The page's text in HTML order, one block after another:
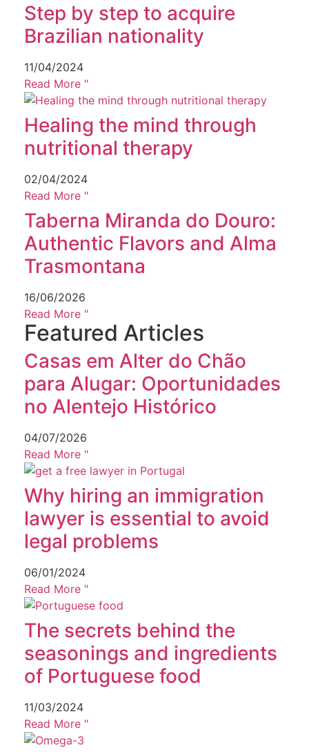
Step by step to acquire
Brazilian nationality
11/04/2024
Read More "
Healing the mind through
nutritional therapy
02/04/2024
Read More "
Taberna Miranda do Douro:
Authentic Flavors and Alma
Trasmontana
16/06/2026
Read More "
Featured Articles
Casas em Alter do Chão
para Alugar: Oportunidades
no Alentejo Histórico
04/07/2026
Read More "
Why hiring an immigration
lawyer is essential to avoid
legal problems
06/01/2024
Read More "
The secrets behind the
seasonings and ingredients
of Portuguese food
11/03/2024
Read More "